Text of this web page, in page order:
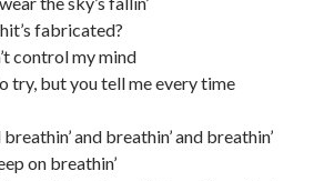
fabricated?
control my mind
try, but you tell me every time
and breathin’ and breathin’
on breathin’